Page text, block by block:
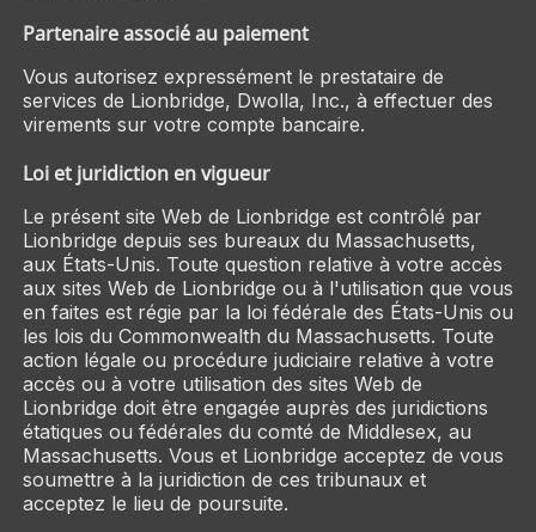
Partenaire associé au paiement
Vous autorisez expressément le prestataire de
services de Lionbridge, Dwolla, Inc., à effectuer des
virements sur votre compte bancaire.
Loi et juridiction en vigueur
Le présent site Web de Lionbridge est contrôlé par
Lionbridge depuis ses bureaux du Massachusetts,
aux États-Unis. Toute question relative à votre accès
aux sites Web de Lionbridge ou à l'utilisation que vous
en faites est régie par la loi fédérale des États-Unis ou
les lois du Commonwealth du Massachusetts. Toute
action légale ou procédure judiciaire relative à votre
accès ou à votre utilisation des sites Web de
Lionbridge doit être engagée auprès des juridictions
étatiques ou fédérales du comté de Middlesex, au
Massachusetts. Vous et Lionbridge acceptez de vous
soumettre à la juridiction de ces tribunaux et
acceptez le lieu de poursuite.